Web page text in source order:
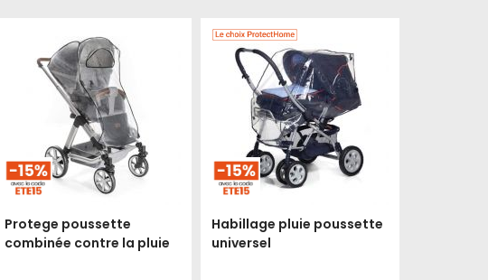
Protege poussette
combinée contre la pluie
Habillage pluie poussette
universel